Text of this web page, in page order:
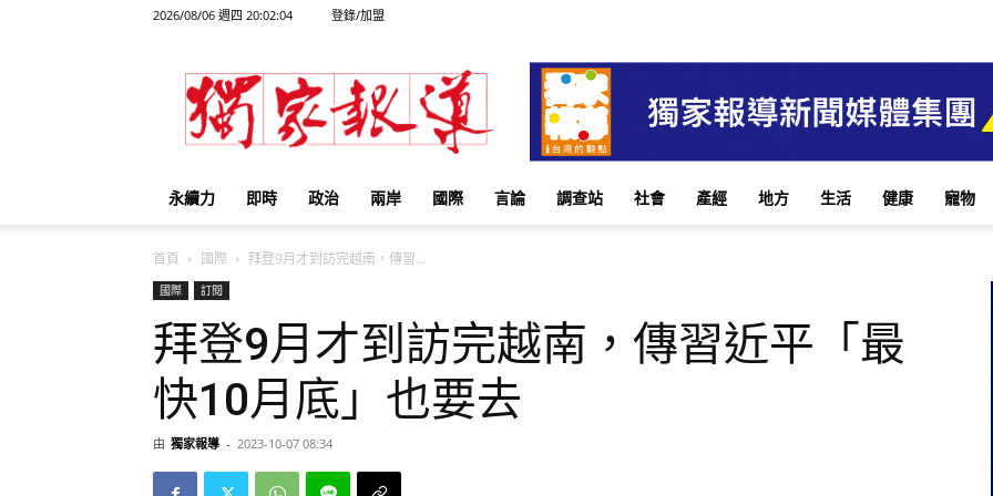
2026/08/06 週四 20:02:04 登錄/加盟
獨
家
報
永續力 即時 政治 兩岸 國際 言論 調查站 社會 產經 地方 生活 健康 寵物
首頁 國際 拜登9月才到訪完越南，傳習...
國際 訂閱
拜登9月才到訪完越南，傳習近平「最
快10月底」也要去
由 獨家報導 - 2023-10-07 08:34